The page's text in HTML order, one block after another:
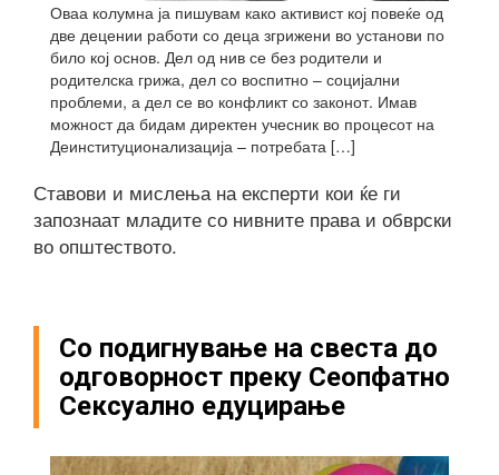
Оваа колумна ја пишувам како активист кој повеќе од
две децении работи со деца згрижени во установи по
било кој основ. Дел од нив се без родители и
родителска грижа, дел со воспитно – социјални
проблеми, а дел се во конфликт со законот. Имав
можност да бидам директен учесник во процесот на
Деинституционализација – потребата […]
Ставови и мислења на експерти кои ќе ги
запознаат младите со нивните права и обврски
во општеството.
Со подигнување на свеста до
одговорност преку Сеопфатно
Сексуално едуцирање